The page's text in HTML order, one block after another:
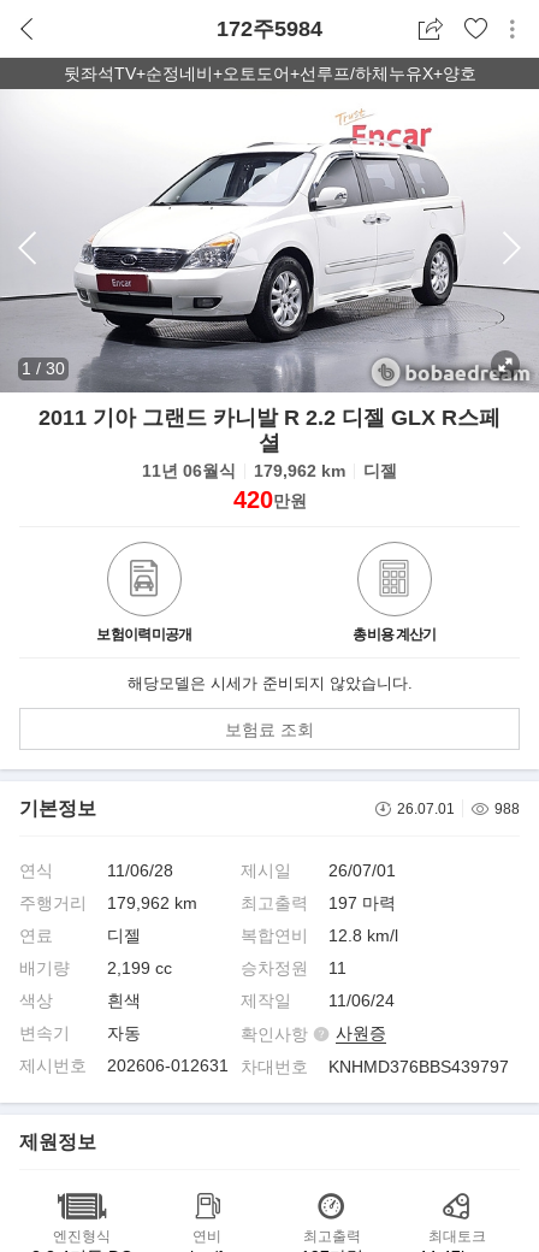
172주5984
뒷좌석TV+순정네비+오토도어+선루프/하체누유X+양호
1 / 30
2011 기아 그랜드 카니발 R 2.2 디젤 GLX R스페
셜
11년 06월식 179,962 km 디젤
420만원
보험이력미공개 총비용 계산기
해당모델은 시세가 준비되지 않았습니다.
보험료 조회
기본정보 26.07.01 988
연식
11/06/28
주행거리
179,962 km
연료
디젤
배기량
2,199 cc
색상
흰색
변속기
자동
제시번호
202606-012631
제시일
26/07/01
최고출력
197 마력
복합연비
12.8 km/l
승차정원
11
제작일
11/06/24
확인사항
사원증
차대번호
KNHMD376BBS439797
제원정보
엔진형식 연비 최고출력 최대토크